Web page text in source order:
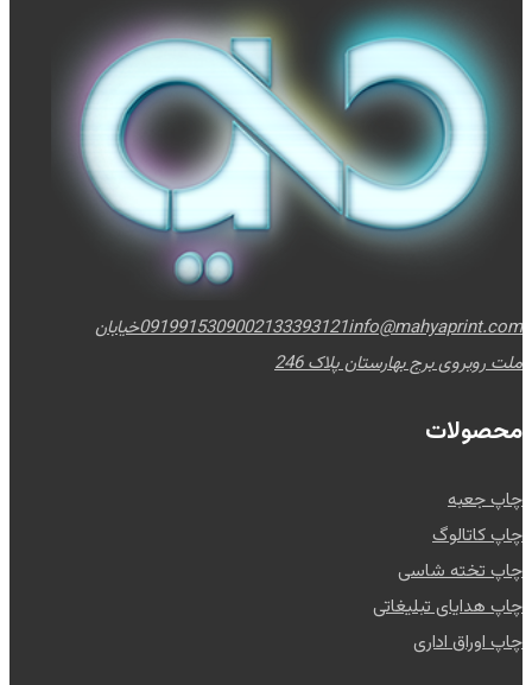
0919915309002133393121info@mahyaprint.com
خیابان
ملت روبروی برج بهارستان پلاک 246
محصولات
چاپ جعبه
چاپ کاتالوگ
چاپ تخته شاسی
چاپ هدایای تبلیغاتی
چاپ اوراق اداری